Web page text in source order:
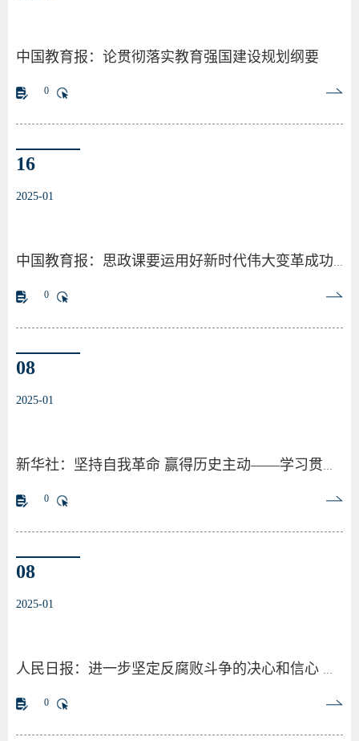
中国教育报：论贯彻落实教育强国建设规划纲要
0
16
2025-01
中国教育报：思政课要运用好新时代伟大变革成功案例
0
08
2025-01
0
08
2025-01
0